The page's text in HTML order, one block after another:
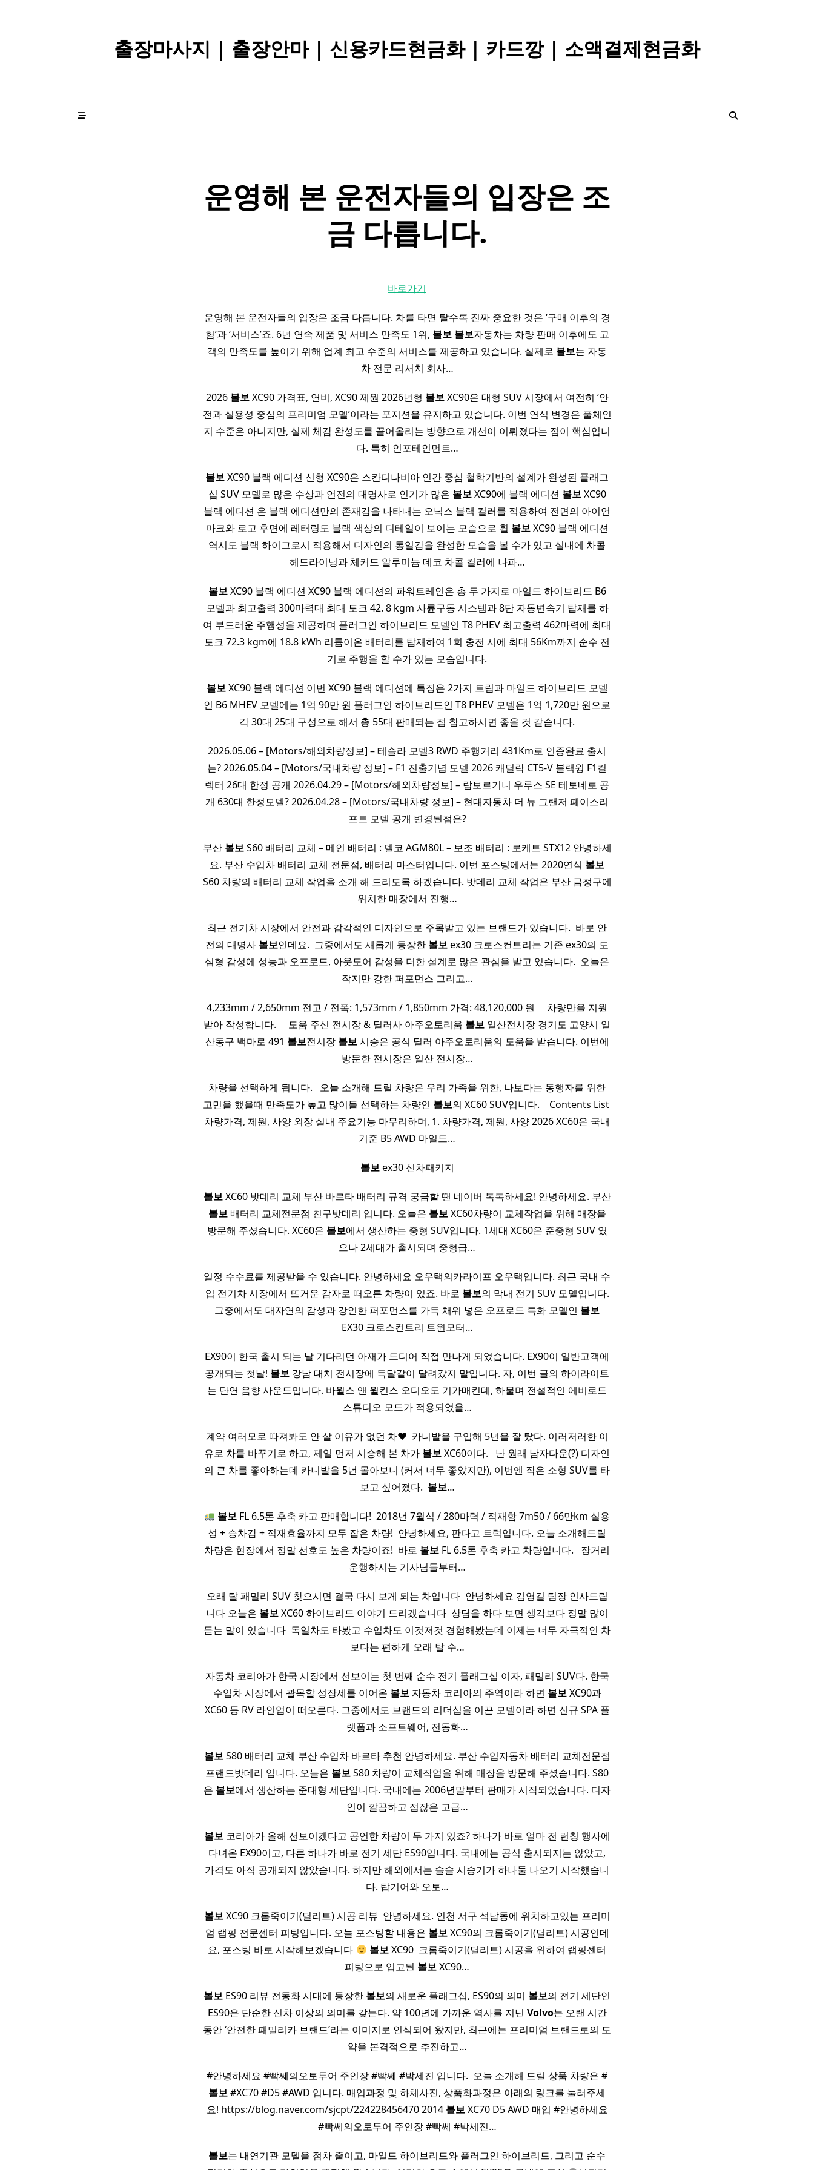
출장마사지 | 출장안마 | 신용카드현금화 | 카드깡 | 소액결제현금화
운영해 본 운전자들의 입장은 조
금 다릅니다.
바로가기
운영해 본 운전자들의 입장은 조금 다릅니다. 차를 타면 탈수록 진짜 중요한 것은 ‘구매 이후의 경
험’과 ‘서비스’죠. 6년 연속 제품 및 서비스 만족도 1위, 볼보 볼보자동차는 차량 판매 이후에도 고
객의 만족도를 높이기 위해 업계 최고 수준의 서비스를 제공하고 있습니다. 실제로 볼보는 자동
차 전문 리서치 회사…
2026 볼보XC90 가격표, 연비, XC90 제원 2026년형 볼보XC90은 대형 SUV 시장에서 여전히 ‘안
전과 실용성 중심의 프리미엄 모델’이라는 포지션을 유지하고 있습니다. 이번 연식 변경은 풀체인
지 수준은 아니지만, 실제 체감 완성도를 끌어올리는 방향으로 개선이 이뤄졌다는 점이 핵심입니
다. 특히 인포테인먼트…
볼보XC90 블랙 에디션 신형 XC90은 스칸디나비아 인간 중심 철학기반의 설계가 완성된 플래그
십 SUV 모델로 많은 수상과 언전의 대명사로 인기가 많은 볼보XC90에 블랙 에디션 볼보XC90
블랙 에디션 은 블랙 에디션만의 존재감을 나타내는 오닉스 블랙 컬러를 적용하여 전면의 아이언
마크와 로고 후면에 레터링도 블랙 색상의 디테일이 보이는 모습으로 휠 볼보XC90 블랙 에디션
역시도 블랙 하이그로시 적용해서 디자인의 통일감을 완성한 모습을 볼 수가 있고 실내에 차콜
헤드라이닝과 체커드 알루미늄 데코 차콜 컬러에 나파…
볼보XC90 블랙 에디션 XC90 블랙 에디션의 파워트레인은 총 두 가지로 마일드 하이브리드 B6
모델과 최고출력 300마력대 최대 토크 42. 8 kgm 사륜구동 시스템과 8단 자동변속기 탑재를 하
여 부드러운 주행성을 제공하며 플러그인 하이브리드 모델인 T8 PHEV 최고출력 462마력에 최대
토크 72.3 kgm에 18.8 kWh 리튬이온 배터리를 탑재하여 1회 충전 시에 최대 56Km까지 순수 전
기로 주행을 할 수가 있는 모습입니다.
볼보XC90 블랙 에디션 이번 XC90 블랙 에디션에 특징은 2가지 트림과 마일드 하이브리드 모델
인 B6 MHEV 모델에는 1억 90만 원 플러그인 하이브리드인 T8 PHEV 모델은 1억 1,720만 원으로
각 30대 25대 구성으로 해서 총 55대 판매되는 점 참고하시면 좋을 것 같습니다.
2026.05.06 – [Motors/해외차량정보] – 테슬라 모델3 RWD 주행거리 431Km로 인증완료 출시
는? 2026.05.04 – [Motors/국내차량 정보] – F1 진출기념 모델 2026 캐딜락 CT5-V 블랙윙 F1컬
렉터 26대 한정 공개 2026.04.29 – [Motors/해외차량정보] – 람보르기니 우루스 SE 테토네로 공
개 630대 한정모델? 2026.04.28 – [Motors/국내차량 정보] – 현대자동차 더 뉴 그랜저 페이스리
프트 모델 공개 변경된점은?
부산 볼보S60 배터리 교체 – 메인 배터리 : 델코 AGM80L – 보조 배터리 : 로케트 STX12 안녕하세
요. 부산 수입차 배터리 교체 전문점, 배터리 마스터입니다. 이번 포스팅에서는 2020연식 볼보
S60 차량의 배터리 교체 작업을 소개 해 드리도록 하겠습니다. 밧데리 교체 작업은 부산 금정구에
위치한 매장에서 진행…
최근 전기차 시장에서 안전과 감각적인 디자인으로 주목받고 있는 브랜드가 있습니다. ​ 바로 안
전의 대명사 볼보인데요. ​ 그중에서도 새롭게 등장한 볼보ex30 크로스컨트리는 기존 ex30의 도
심형 감성에 성능과 오프로드, 아웃도어 감성을 더한 설계로 많은 관심을 받고 있습니다. ​ 오늘은
작지만 강한 퍼포먼스 그리고…
4,233mm / 2,650mm 전고 / 전폭: 1,573mm / 1,850mm 가격: 48,120,000 원 ​ ​ ​ ​ 차량만을 지원
받아 작성합니다. ​ ​ ​ ​ 도움 주신 전시장 & 딜러사 아주오토리움 볼보 일산전시장 경기도 고양시 일
산동구 백마로 491 볼보전시장 볼보시승은 공식 딜러 아주오토리움의 도움을 받습니다. 이번에
방문한 전시장은 일산 전시장…
차량을 선택하게 됩니다. ​ ​ 오늘 소개해 드릴 차량은 우리 가족을 위한, 나보다는 동행자를 위한
고민을 했을때 만족도가 높고 많이들 선택하는 차량인 볼보의 XC60 SUV입니다. ​ ​ ​ Contents List ​
차량가격, 제원, 사양 외장 실내 주요기능 마무리하며, 1. 차량가격, 제원, 사양 2026 XC60은 국내
기준 B5 AWD 마일드…
볼보ex30 신차패키지 ​
볼보XC60 밧데리 교체 부산 바르타 배터리 규격 궁금할 땐 네이버 톡톡하세요! 안녕하세요. 부산
볼보배터리 교체전문점 친구밧데리 입니다. 오늘은 볼보XC60차량이 교체작업을 위해 매장을
방문해 주셨습니다. XC60은 볼보에서 생산하는 중형 SUV입니다. 1세대 XC60은 준중형 SUV 였
으나 2세대가 출시되며 중형급…
일정 수수료를 제공받을 수 있습니다. 안녕하세요 오우택의카라이프 오우택입니다. 최근 국내 수
입 전기차 시장에서 뜨거운 감자로 떠오른 차량이 있죠. 바로 볼보의 막내 전기 SUV 모델입니다.
그중에서도 대자연의 감성과 강인한 퍼포먼스를 가득 채워 넣은 오프로드 특화 모델인 볼보
EX30 크로스컨트리 트윈모터…
EX90이 한국 출시 되는 날 기다리던 아재가 드디어 직접 만나게 되었습니다. EX90이 일반고객에
공개되는 첫날! 볼보 강남 대치 전시장에 득달같이 달려갔지 말입니다. 자, 이번 글의 하이라이트
는 단연 음향 사운드입니다. 바월스 앤 윌킨스 오디오도 기가매킨데, 하물며 전설적인 에비로드
스튜디오 모드가 적용되었을…
계약 여러모로 따져봐도 안 살 이유가 없던 차♥ ​ 카니발을 구입해 5년을 잘 탔다. 이러저러한 이
유로 차를 바꾸기로 하고, 제일 먼저 시승해 본 차가 볼보XC60이다. ​ ​ 난 원래 남자다운(?) 디자인
의 큰 차를 좋아하는데 카니발을 5년 몰아보니 (커서 너무 좋았지만), 이번엔 작은 소형 SUV를 타
보고 싶어졌다. ​ 볼보…
볼보 FL 6.5톤 후축 카고 판매합니다! ​ 2018년 7월식 / 280마력 / 적재함 7m50 / 66만km 실용
성 + 승차감 + 적재효율까지 모두 잡은 차량! ​ 안녕하세요, 판다고 트럭입니다. 오늘 소개해드릴
차량은 현장에서 정말 선호도 높은 차량이죠! ​ 바로 볼보 FL 6.5톤 후축 카고 차량입니다. ​ ​ 장거리
운행하시는 기사님들부터…
오래 탈 패밀리 SUV 찾으시면 결국 다시 보게 되는 차입니다 ​ 안녕하세요 김영길 팀장 인사드립
니다 오늘은 볼보XC60 하이브리드 이야기 드리겠습니다 ​ 상담을 하다 보면 생각보다 정말 많이
듣는 말이 있습니다 ​ 독일차도 타봤고 수입차도 이것저것 경험해봤는데 이제는 너무 자극적인 차
보다는 편하게 오래 탈 수…
자동차 코리아가 한국 시장에서 선보이는 첫 번째 순수 전기 플래그십 이자, 패밀리 SUV다. 한국
수입차 시장에서 괄목할 성장세를 이어온 볼보자동차 코리아의 주역이라 하면 볼보XC90과
XC60 등 RV 라인업이 떠오른다. 그중에서도 브랜드의 리더십을 이끈 모델이라 하면 신규 SPA 플
랫폼과 소프트웨어, 전동화…
볼보S80 배터리 교체 부산 수입차 바르타 추천 안녕하세요. 부산 수입자동차 배터리 교체전문점
프랜드밧데리 입니다. 오늘은 볼보S80 차량이 교체작업을 위해 매장을 방문해 주셨습니다. S80
은 볼보에서 생산하는 준대형 세단입니다. 국내에는 2006년말부터 판매가 시작되었습니다. 디자
인이 깔끔하고 점잖은 고급…
볼보코리아가 올해 선보이겠다고 공언한 차량이 두 가지 있죠? 하나가 바로 얼마 전 런칭 행사에
다녀온 EX90이고, 다른 하나가 바로 전기 세단 ES90입니다. 국내에는 공식 출시되지는 않았고,
가격도 아직 공개되지 않았습니다. 하지만 해외에서는 슬슬 시승기가 하나둘 나오기 시작했습니
다. 탑기어와 오토…
볼보XC90 크롬죽이기(딜리트) 시공 리뷰 ​ 안녕하세요. 인천 서구 석남동에 위치하고있는 프리미
엄 랩핑 전문센터 피팅입니다. 오늘 포스팅할 내용은 볼보XC90의 크롬죽이기(딜리트) 시공인데
요, 포스팅 바로 시작해보겠습니다
볼보XC90 ​ 크롬죽이기(딜리트) 시공을 위하여 랩핑센터
피팅으로 입고된 볼보XC90…
볼보 ES90 리뷰 전동화 시대에 등장한 볼보의 새로운 플래그십, ES90의 의미 볼보의 전기 세단인
ES90은 단순한 신차 이상의 의미를 갖는다. 약 100년에 가까운 역사를 지닌 Volvo는 오랜 시간
동안 ‘안전한 패밀리카 브랜드’라는 이미지로 인식되어 왔지만, 최근에는 프리미엄 브랜드로의 도
약을 본격적으로 추진하고…
#안녕하세요 #빡쎄의오토투어 주인장 #빡쎄 #박세진 입니다. ​ 오늘 소개해 드릴 상품 차량은 #
볼보#XC70 #D5 #AWD 입니다. 매입과정 및 하체사진, 상품화과정은 아래의 링크를 눌러주세
요! https://blog.naver.com/sjcpt/224228456470 2014 볼보XC70 D5 AWD 매입 #안녕하세요
#빡쎄의오토투어 주인장 #빡쎄 #박세진…
볼보는 내연기관 모델을 점차 줄이고, 마일드 하이브리드와 플러그인 하이브리드, 그리고 순수